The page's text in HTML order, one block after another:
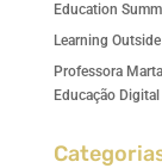
Education
Learning
Professora
Educação